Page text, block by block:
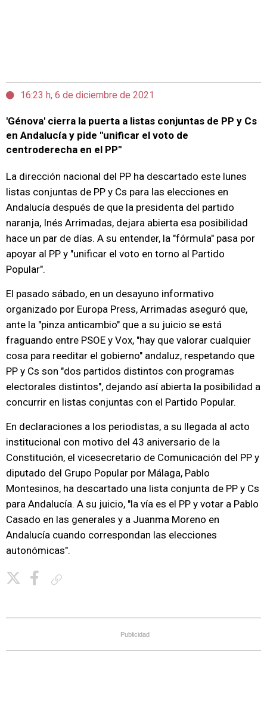
16:23 h, 6 de diciembre de 2021
'Génova' cierra la puerta a listas conjuntas de PP y Cs
en Andalucía y pide "unificar el voto de
centroderecha en el PP"
La dirección nacional del PP ha descartado este lunes
listas conjuntas de PP y Cs para las elecciones en
Andalucía después de que la presidenta del partido
naranja, Inés Arrimadas, dejara abierta esa posibilidad
hace un par de días. A su entender, la "fórmula" pasa por
apoyar al PP y "unificar el voto en torno al Partido
Popular".
El pasado sábado, en un desayuno informativo
organizado por Europa Press, Arrimadas aseguró que,
ante la "pinza anticambio" que a su juicio se está
fraguando entre PSOE y Vox, "hay que valorar cualquier
cosa para reeditar el gobierno" andaluz, respetando que
PP y Cs son "dos partidos distintos con programas
electorales distintos", dejando así abierta la posibilidad a
concurrir en listas conjuntas con el Partido Popular.
En declaraciones a los periodistas, a su llegada al acto
institucional con motivo del 43 aniversario de la
Constitución, el vicesecretario de Comunicación del PP y
diputado del Grupo Popular por Málaga, Pablo
Montesinos, ha descartado una lista conjunta de PP y Cs
para Andalucía. A su juicio, "la vía es el PP y votar a Pablo
Casado en las generales y a Juanma Moreno en
Andalucía cuando correspondan las elecciones
autonómicas".
Publicidad